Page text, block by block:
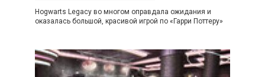
Hogwarts Legacy во многом оправдала ожидания и
оказалась большой, красивой игрой по «Гарри Поттеру»